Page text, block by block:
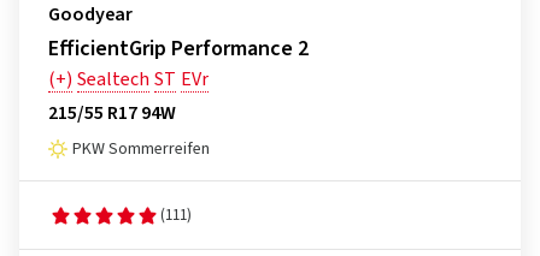
Goodyear
EfficientGrip Performance 2
(+) Sealtech ST EVr
215/55 R17 94W
PKW Sommerreifen
(111)